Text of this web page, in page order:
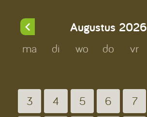
Augustus 2026
ma di wo do vr
3
4 5 6 7